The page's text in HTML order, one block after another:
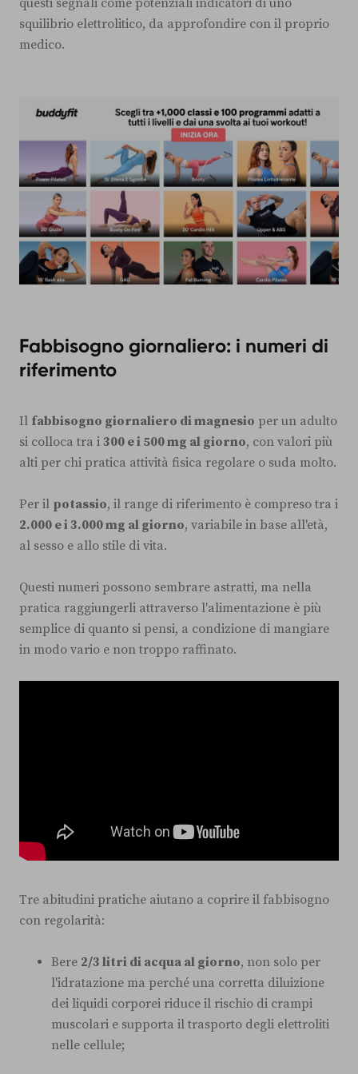
squilibrio elettrolitico, da approfondire con il proprio
medico.
Fabbisogno giornaliero: i numeri di
riferimento
Il fabbisogno giornaliero di magnesio per un adulto
si colloca tra i 300 e i 500 mg al giorno, con valori più
alti per chi pratica attività fisica regolare o suda molto.
Per il potassio, il range di riferimento è compreso tra i
2.000 e i 3.000 mg al giorno, variabile in base all'età,
al sesso e allo stile di vita.
Questi numeri possono sembrare astratti, ma nella
pratica raggiungerli attraverso l'alimentazione è più
semplice di quanto si pensi, a condizione di mangiare
in modo vario e non troppo raffinato.
Tre abitudini pratiche aiutano a coprire il fabbisogno
con regolarità:
Bere 2/3 litri di acqua al giorno, non solo per
l'idratazione ma perché una corretta diluizione
dei liquidi corporei riduce il rischio di crampi
muscolari e supporta il trasporto degli elettroliti
nelle cellule;